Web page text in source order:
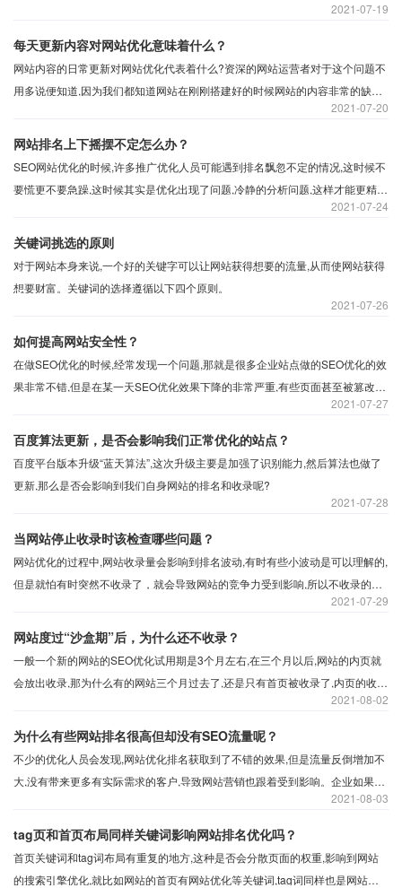
07-19
2021
07-20
2021
每天更新内容对网站优化意味着什么？
网站内容的日常更新对网站优化代表着什么?资深的网站运营者对于这个问题不
用多说便知道,因为我们都知道网站在刚刚搭建好的时候网站的内容非常的缺乏,
也就相当于企业在互联网上新开一个空的店面。只有通过我们不断地往这个店
面增加新鲜有趣和与企业相关的高质量内容才可以吸引更多的人来浏览。
07-24
2021
网站排名上下摇摆不定怎么办？
SEO网站优化的时候,许多推广优化人员可能遇到排名飘忽不定的情况,这时候不
要慌更不要急躁,这时候其实是优化出现了问题,冷静的分析问题,这样才能更精确
07-26
2021
关键词挑选的原则
对于网站本身来说,一个好的关键字可以让网站获得想要的流量,从而使网站获得
想要财富。关键词的选择遵循以下四个原则。
07-27
2021
如何提高网站安全性？
在做SEO优化的时候,经常发现一个问题,那就是很多企业站点做的SEO优化的效
果非常不错,但是在某一天SEO优化效果下降的非常严重,有些页面甚至被篡改成
了非法的内容等等,其实这些问题都是网站的安全工作没有做好,让网站的排名一
夜之间回到优化以前,所以我们应该思考做网站排名优化确实是很重要的,但是没
07-28
2021
百度算法更新，是否会影响我们正常优化的站点？
百度平台版本升级“蓝天算法”,这次升级主要是加强了识别能力,然后算法也做了
更新,那么是否会影响到我们自身网站的排名和收录呢?
07-29
2021
当网站停止收录时该检查哪些问题？
网站优化的过程中,网站收录量会影响到排名波动,有时有些小波动是可以理解的,
但是就怕有时突然不收录了，就会导致网站的竞争力受到影响,所以不收录的原
08-02
2021
网站度过“沙盒期”后，为什么还不收录？
一般一个新的网站的SEO优化试用期是3个月左右,在三个月以后,网站的内页就
会放出收录,那为什么有的网站三个月过去了,还是只有首页被收录了,内页的收录
08-03
2021
为什么有些网站排名很高但却没有SEO流量呢？
不少的优化人员会发现,网站优化排名获取到了不错的效果,但是流量反倒增加不
大,没有带来更多有实际需求的客户,导致网站营销也跟着受到影响。企业如果想
要获得更多的市场,就需要明白其他的网络营销方法。为什么排名不错却没有流
量?下面沃之涛科技就带大家来讲解一下。
tag页和首页布局同样关键词影响网站排名优化吗？
首页关键词和tag词布局有重复的地方,这种是否会分散页面的权重,影响到网站
的搜索引擎优化,就比如网站的首页有网站优化等关键词,tag词同样也是网站优